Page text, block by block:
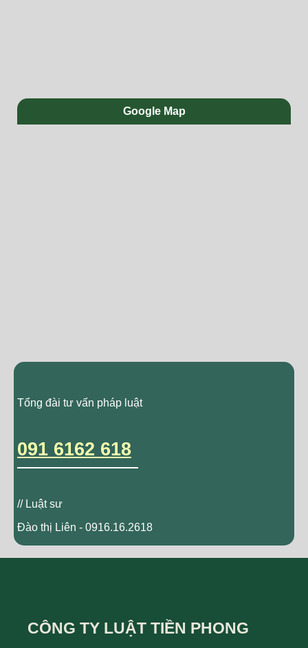
Google Map
Tổng đài tư vấn pháp luật
091 6162 618
// Luật sư
Đào thị Liên - 0916.16.2618
CÔNG TY LUẬT TIỀN PHONG